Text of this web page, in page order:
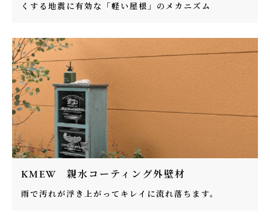
くする地震に有効な「軽い屋根」のメカニズム
KMEW 親水コーティング外壁材
雨で汚れが浮き上がってキレイに流れ落ちます。